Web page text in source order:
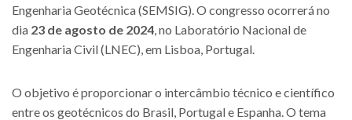
Engenharia Geotécnica (SEMSIG). O congresso ocorrerá no
dia 23 de agosto de 2024 , no Laboratório Nacional de
Engenharia Civil (LNEC), em Lisboa, Portugal.
O objetivo é proporcionar o intercâmbio técnico e científico
entre os geotécnicos do Brasil, Portugal e Espanha. O tema